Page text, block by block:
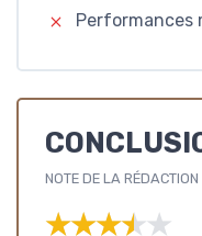
Performances
NOTE DE LA RÉDACTION
★★★★★
★★★★★